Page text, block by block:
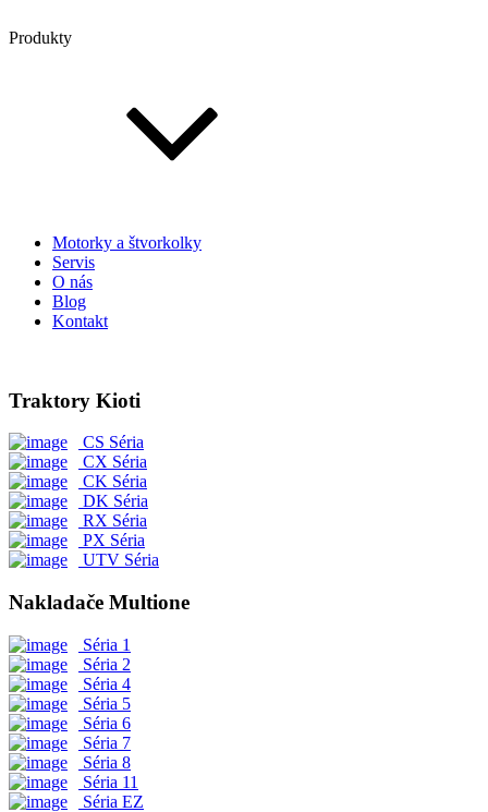
Produkty
Motorky a štvorkolky
Servis
O nás
Blog
Kontakt
Traktory Kioti
CS Séria
CX Séria
CK Séria
DK Séria
RX Séria
PX Séria
UTV Séria
Nakladače Multione
Séria 1
Séria 2
Séria 4
Séria 5
Séria 6
Séria 7
Séria 8
Séria 11
Séria EZ